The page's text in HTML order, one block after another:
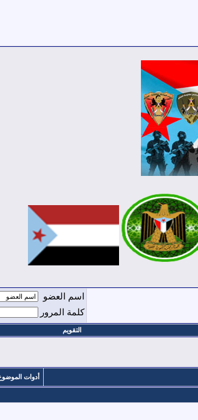
اسم العضو
كلمة المرور
التقويم
أدوات